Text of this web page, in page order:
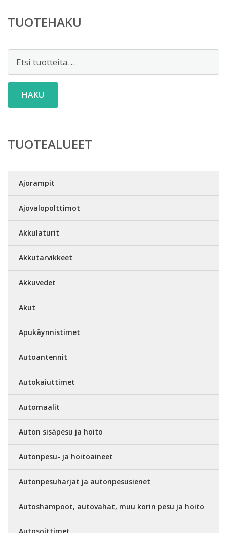
TUOTEHAKU
HAKU
TUOTEALUEET
Ajorampit
Ajovalopolttimot
Akkulaturit
Akkutarvikkeet
Akkuvedet
Akut
Apukäynnistimet
Autoantennit
Autokaiuttimet
Automaalit
Auton sisäpesu ja hoito
Autonpesu- ja hoitoaineet
Autonpesuharjat ja autonpesusienet
Autoshampoot, autovahat, muu korin pesu ja hoito